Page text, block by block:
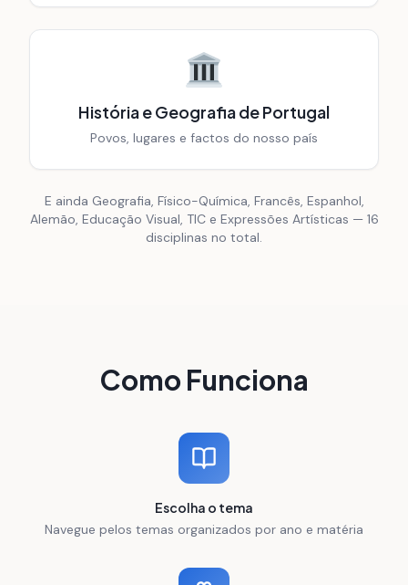
História e Geografia de Portugal
Povos, lugares e factos do nosso país
E ainda Geografia, Físico-Química, Francês, Espanhol,
Alemão, Educação Visual, TIC e Expressões Artísticas — 16
disciplinas no total.
Como Funciona
Escolha o tema
Navegue pelos temas organizados por ano e matéria